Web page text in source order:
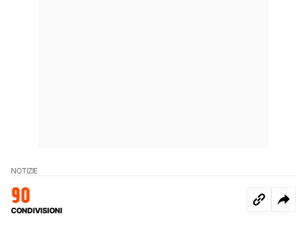
NOTIZIE
90
CONDIVISIONI